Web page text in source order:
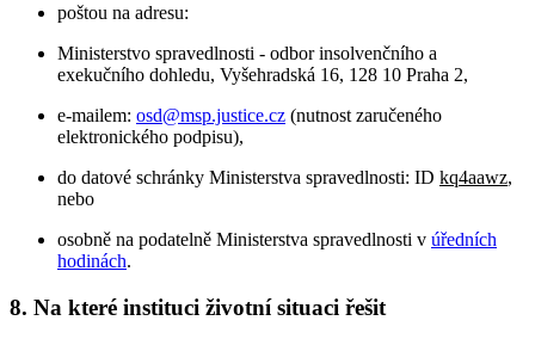
poštou na adresu:
Ministerstvo spravedlnosti - odbor insolvenčního a
exekučního dohledu, Vyšehradská 16, 128 10 Praha 2,
e-mailem: osd@msp.justice.cz (nutnost zaručeného
elektronického podpisu),
do datové schránky Ministerstva spravedlnosti: ID kq4aawz,
nebo
osobně na podatelně Ministerstva spravedlnosti v úředních
hodinách.
8. Na které instituci životní situaci řešit